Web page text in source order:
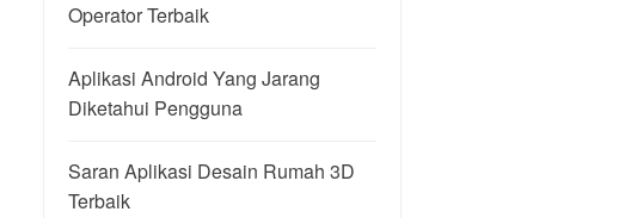
Operator Terbaik
Aplikasi Android Yang Jarang
Diketahui Pengguna
Saran Aplikasi Desain Rumah 3D
Terbaik